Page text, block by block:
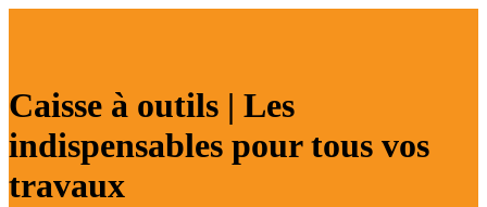
Caisse à outils | Les
indispensables pour tous vos
travaux